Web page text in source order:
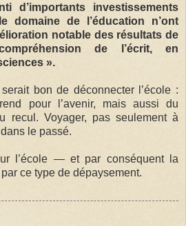
d’importants investissements
domaine de l’éducation n’ont
notable des résultats de
de l’écrit, en
».
bon de déconnecter l’école :
pour l’avenir, mais aussi du
recul. Voyager, pas seulement à
le passé.
l’école — et par conséquent la
ce type de dépaysement.